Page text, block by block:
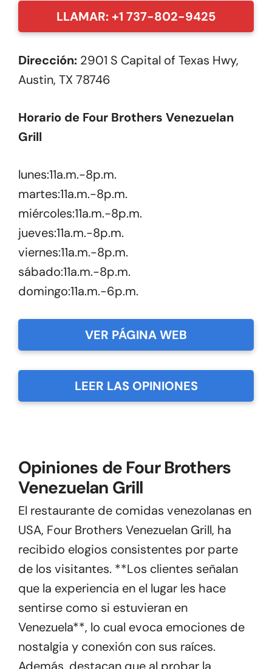
LLAMAR: +1 737-802-9425
Dirección: 2901 S Capital of Texas Hwy,
Austin, TX 78746
Horario de Four Brothers Venezuelan
Grill
lunes:11a.m.-8p.m.
martes:11a.m.-8p.m.
miércoles:11a.m.-8p.m.
jueves:11a.m.-8p.m.
viernes:11a.m.-8p.m.
sábado:11a.m.-8p.m.
domingo:11a.m.-6p.m.
VER PÁGINA WEB
LEER LAS OPINIONES
Opiniones de Four Brothers
Venezuelan Grill
El restaurante de comidas venezolanas en
USA, Four Brothers Venezuelan Grill, ha
recibido elogios consistentes por parte
de los visitantes. **Los clientes señalan
que la experiencia en el lugar les hace
sentirse como si estuvieran en
Venezuela**, lo cual evoca emociones de
nostalgia y conexión con sus raíces.